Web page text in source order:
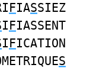
FIASSIEZ
IFIASSENT
IFICATION
S